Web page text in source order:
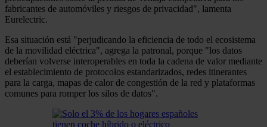
fabricantes de automóviles y riesgos de privacidad", lamenta
Eurelectric.
Esa situación está "perjudicando la eficiencia de todo el ecosistema
de la movilidad eléctrica", agrega la patronal, porque "los datos
deberían volverse interoperables en toda la cadena de valor mediante
el establecimiento de protocolos estandarizados, redes itinerantes
para la carga, mapas de calor de congestión de la red y plataformas
comunes para romper los silos de datos".